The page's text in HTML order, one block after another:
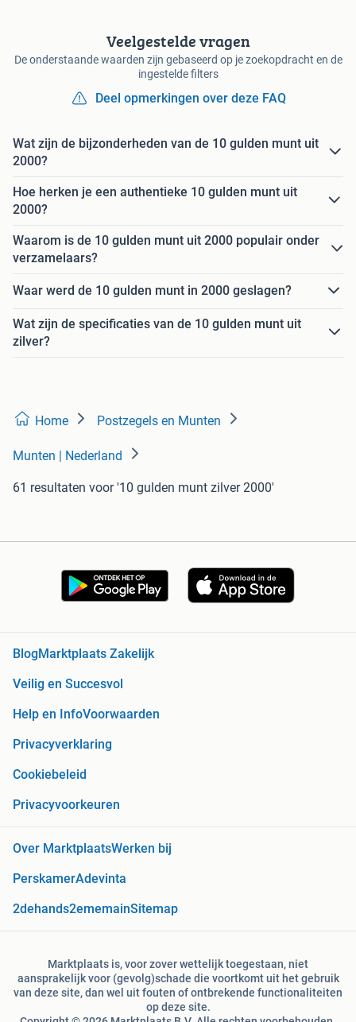
Veelgestelde vragen
De onderstaande waarden zijn gebaseerd op je zoekopdracht en de
ingestelde filters
Deel opmerkingen over deze FAQ
Wat zijn de bijzonderheden van de 10 gulden munt uit
2000?
Hoe herken je een authentieke 10 gulden munt uit
2000?
Waarom is de 10 gulden munt uit 2000 populair onder
verzamelaars?
Waar werd de 10 gulden munt in 2000 geslagen?
Wat zijn de specificaties van de 10 gulden munt uit
zilver?
Home Postzegels en Munten
Munten | Nederland
61 resultaten voor '10 gulden munt zilver 2000'
BlogMarktplaats Zakelijk
Veilig en Succesvol
Help en InfoVoorwaarden
Privacyverklaring
Cookiebeleid
Privacyvoorkeuren
Over MarktplaatsWerken bij
PerskamerAdevinta
2dehands2ememainSitemap
Marktplaats is, voor zover wettelijk toegestaan, niet
aansprakelijk voor (gevolg)schade die voortkomt uit het gebruik
van deze site, dan wel uit fouten of ontbrekende functionaliteiten
op deze site.